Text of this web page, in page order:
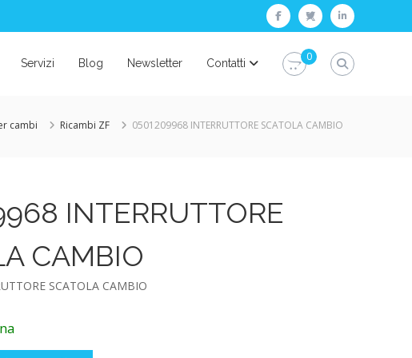
facebooktwitterlinkedin
Servizi Blog Newsletter Contatti
0
cambi Ricambi ZF 0501209968 INTERRUTTORE SCATOLA CAMBIO
INTERRUTTORE
CAMBIO
SCATOLA CAMBIO